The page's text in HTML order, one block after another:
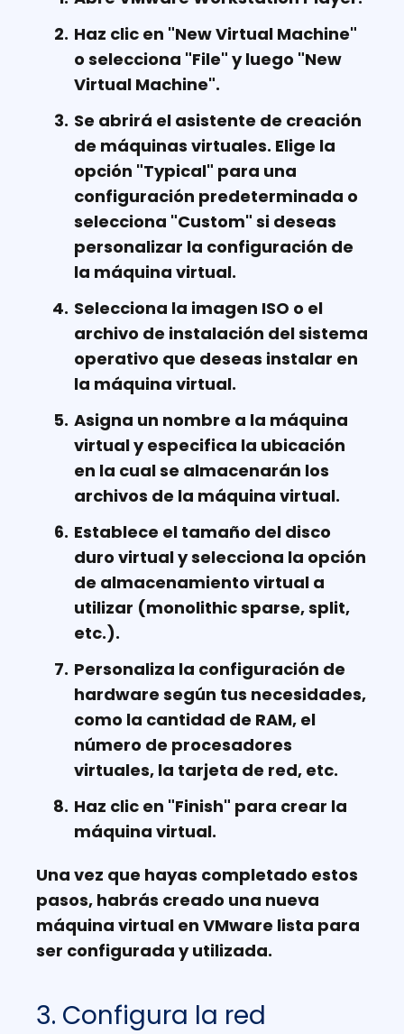
Haz clic en "New Virtual Machine"
o selecciona "File" y luego "New
Virtual Machine".
Se abrirá el asistente de creación
de máquinas virtuales. Elige la
opción "Typical" para una
configuración predeterminada o
selecciona "Custom" si deseas
personalizar la configuración de
la máquina virtual.
Selecciona la imagen ISO o el
archivo de instalación del sistema
operativo que deseas instalar en
la máquina virtual.
Asigna un nombre a la máquina
virtual y especifica la ubicación
en la cual se almacenarán los
archivos de la máquina virtual.
Establece el tamaño del disco
duro virtual y selecciona la opción
de almacenamiento virtual a
utilizar (monolithic sparse, split,
etc.).
Personaliza la configuración de
hardware según tus necesidades,
como la cantidad de RAM, el
número de procesadores
virtuales, la tarjeta de red, etc.
Haz clic en "Finish" para crear la
máquina virtual.
Una vez que hayas completado estos
pasos, habrás creado una nueva
máquina virtual en VMware lista para
ser configurada y utilizada.
3. Configura la red